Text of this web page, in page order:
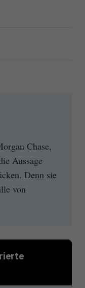
Chase,
Aussage
Denn sie
von